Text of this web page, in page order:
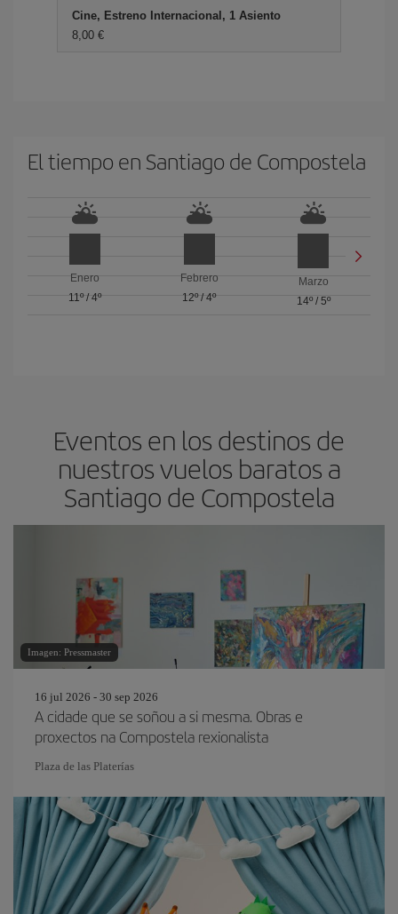
Cine, Estreno Internacional, 1 Asiento
8,00 €
El tiempo en Santiago de Compostela
Enero
11º/ 4º
Febrero
12º/ 4º
Marzo
14º/ 5º
Eventos en los destinos de
nuestros vuelos baratos a
Santiago de Compostela
Imagen: Pressmaster
16 jul 2026 - 30 sep 2026
A cidade que se soñou a si mesma. Obras e
proxectos na Compostela rexionalista
Plaza de las Platerías